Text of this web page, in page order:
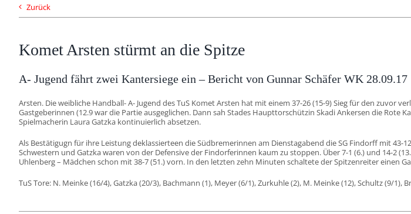
Zurück
Komet Arsten stürmt an die Spitze
A- Jugend fährt zwei Kantersiege ein – Bericht von Gunnar Schäfer WK
Arsten. Die weibliche Handball- A- Jugend des TuS Komet Arsten hat mit einem 37-26 (15-9) Sieg für den zuvor
Gastgeberinnen (12.9 war die Partie ausgeglichen. Dann sah Stades Haupttorschützin Skadi Ankersen die Rote
Spielmacherin Laura Gatzka kontinuierlich absetzen.
Als Bestätigugn für ihre Leistung deklassierteen die Südbremerinnen am Dienstagabend die SG Findorff mit
Schwestern und Gatzka waren von der Defensive der Findorferinnen kaum zu stoppen. Über 7-1 (6.) und 14-2
Uhlenberg – Mädchen schon mit 38-7 (51.) vorn. In den letzten zehn Minuten schaltete der Spitzenreiter einen
TuS Tore: N. Meinke (16/4), Gatzka (20/3), Bachmann (1), Meyer (6/1), Zurkuhle (2), M. Meinke (12), Schultz (9/1),